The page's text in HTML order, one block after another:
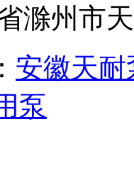
滁州市
安徽天
泵